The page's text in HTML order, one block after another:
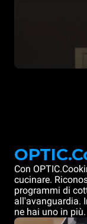
Con
cucinare.
programmi di
all'avanguardia.
ne hai uno in più.